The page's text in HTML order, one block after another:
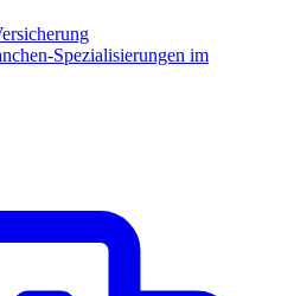
Spezialisierungen im